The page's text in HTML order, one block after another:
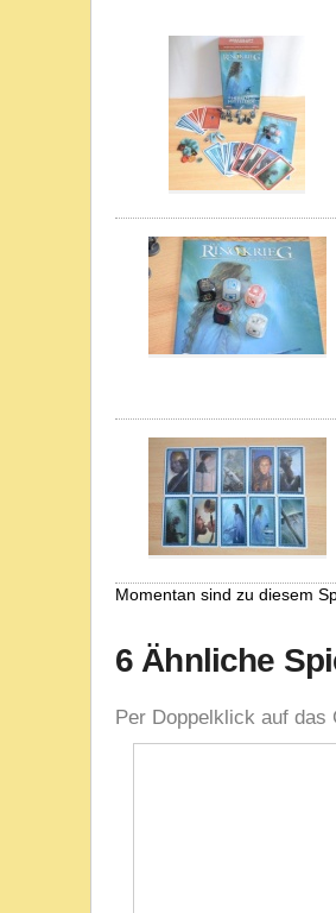
Momentan sind zu diesem
6 Ähnliche
Per Doppelklick auf das